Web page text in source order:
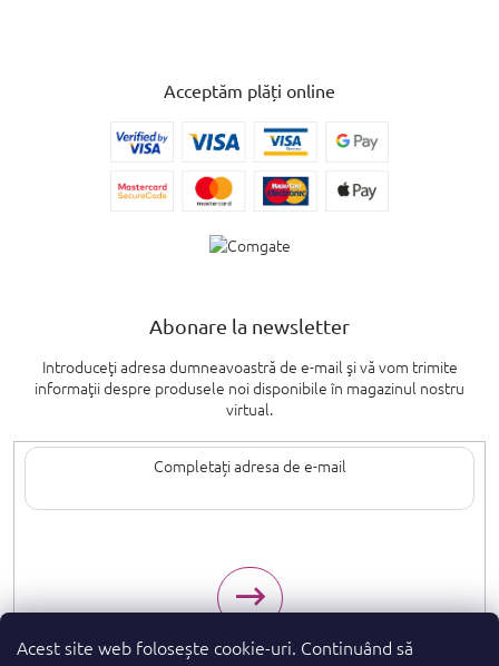
Acest site web folosește cookie-uri. Continuând să
Acceptăm plăți online
Abonare la newsletter
Introduceţi adresa dumneavoastră de e-mail şi vă vom trimite
informaţii despre produsele noi disponibile în magazinul nostru
virtual.